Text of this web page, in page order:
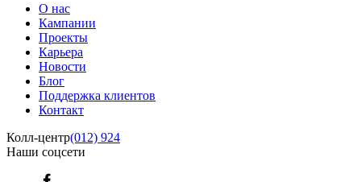
О нас
Кампании
Проекты
Карьера
Новости
Блог
Поддержка клиентов
Контакт
Колл-центр(012) 924
Наши соцсети